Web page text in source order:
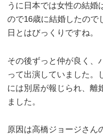
うに日本では女性の結婚
ので16歳に結婚したので
日とはびっくりですね。
その後ずっと仲が良く、
って出演していました。
には別居が報じられ、離
ました。
原因は高橋ジョージさん